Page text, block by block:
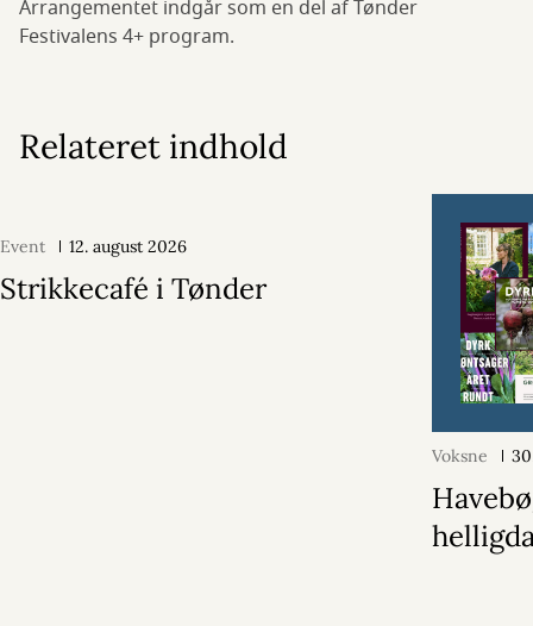
Arrangementet indgår som en del af Tønder
Festivalens 4+ program.
Relateret indhold
Event 12. august 2026
Strikkecafé i Tønder
Voksne